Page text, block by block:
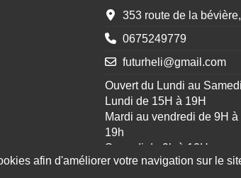
353 route de la
0675249779
futurheli@gmail.com
Ouvert du Lundi au Samedi
Lundi de 15H à 19H
Mardi au vendredi de 9H
19h
Samedi de 9h à 12H
Le site quand a lui reste
afin d'améliorer votre navigation sur le